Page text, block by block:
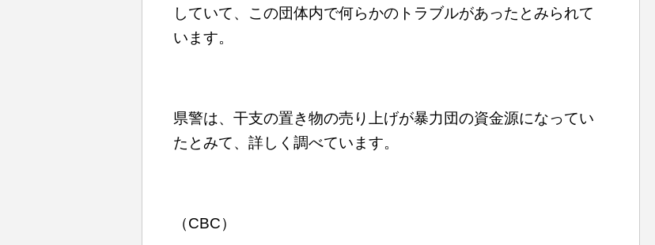
していて、この団体内で何らかのトラブルがあったとみられて
います。
県警は、干支の置き物の売り上げが暴力団の資金源になってい
たとみて、詳しく調べています。
（CBC）